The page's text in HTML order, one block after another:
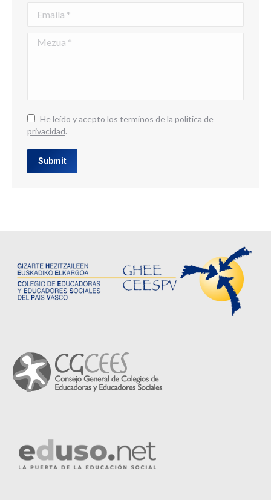
Mezua *
He leído y acepto los terminos de la politica de
privacidad.
Submit